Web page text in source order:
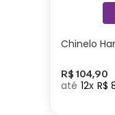
Cuidados e
Não colocar o
Choques ou
produto.
Chinelo
R$ 104,90
12 R$